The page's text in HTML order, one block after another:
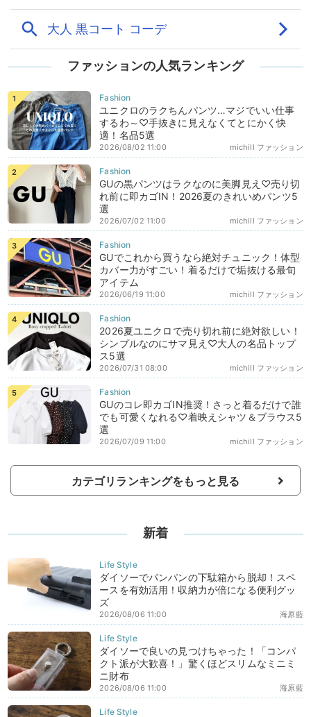
ファッションの人気ランキング
ユニクロのラクちんパンツ…マジでいい仕事
するわ～♡手抜きに見えなくてとにかく快
適！名品5選
michill ファッション
2026/08/02 11:00
GUの黒パンツはラクなのに美脚見え♡売り切
れ前に即カゴIN！2026夏のきれいめパンツ5
選
michill ファッション
2026/07/02 11:00
GUでこれから買うなら絶対チュニック！体型
カバー力がすごい！着るだけで垢抜ける最旬
アイテム
michill ファッション
2026/06/19 11:00
2026夏ユニクロで売り切れ前に絶対欲しい！
シンプルなのにサマ見え♡大人の名品トップ
ス5選
michill ファッション
2026/07/31 08:00
GUのコレ即カゴIN推奨！さっと着るだけで誰
でも可愛くなれる♡着映えシャツ＆ブラウス5
選
michill ファッション
2026/07/09 11:00
カテゴリランキングをもっと見る
新着
ダイソーでパンパンの下駄箱から脱却！スペ
ースを有効活用！収納力が倍になる便利グッ
ズ
海原藍
2026/08/06 11:00
ダイソーで良いの見つけちゃった！「コンパ
クト派が大歓喜！」驚くほどスリムなミニミ
ニ財布
海原藍
2026/08/06 11:00